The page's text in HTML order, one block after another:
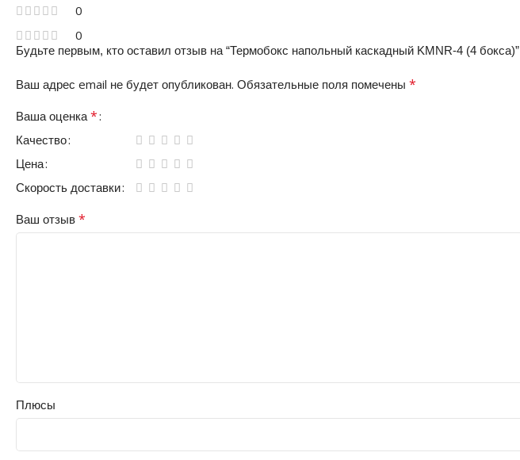
0
0
Будьте первым, кто оставил отзыв на “Термобокс напольный каскадный KMNR-4 (4 бокса)”
Ваш адрес email не будет опубликован. Обязательные поля помечены *
Ваша оценка *
Качество
Цена
Скорость доставки
Ваш отзыв *
Плюсы